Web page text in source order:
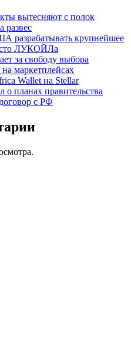
вытесняют с полок
развес
разрабатывать крупнейшее
ЛУКОЙЛа
за свободу выбора
маркетплейсах
Wallet на Stellar
планах правительства
с РФ